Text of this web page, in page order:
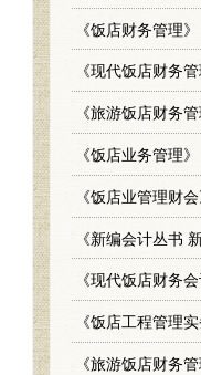
《饭店财务管理》
《现代饭店财务管
《旅游饭店财务管
《饭店业务管理》
《饭店业管理财会
《新编会计丛书
《现代饭店财务会
《饭店工程管理实
《旅游饭店财务管